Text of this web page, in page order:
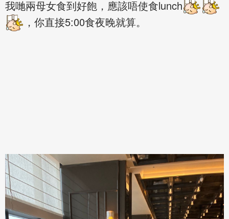
我哋兩母女食到好飽，應該唔使食lunch
，你直接5:00食夜晚就算。